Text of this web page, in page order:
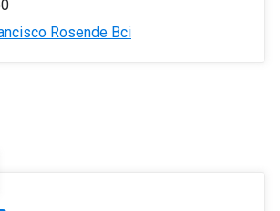
Rosende Bci